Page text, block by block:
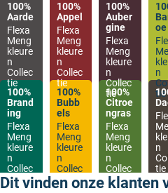
100%
Aarde
Flexa
Meng
kleure
n
Collec
tie
100%
Appel
Flexa
Meng
kleure
n
Collec
tie
100%
Auber
gine
Flexa
Meng
kleure
n
Collec
tie
oe
n
tie
100%
Brand
ing
Flexa
Meng
kleure
n
Collec
tie
100%
Bubb
els
Flexa
Meng
kleure
n
Collec
tie
100%
Citroe
ngras
Flexa
Meng
kleure
n
Collec
tie
n
tie
Dit vinden onze klanten